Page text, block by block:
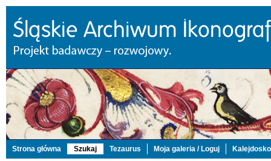
Strona główna Szukaj Tezaurus Moja galeria / Loguj